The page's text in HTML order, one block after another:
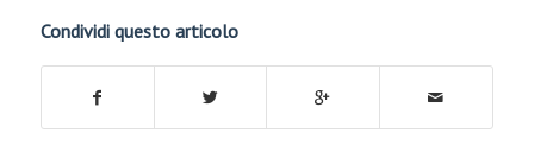
Condividi questo articolo